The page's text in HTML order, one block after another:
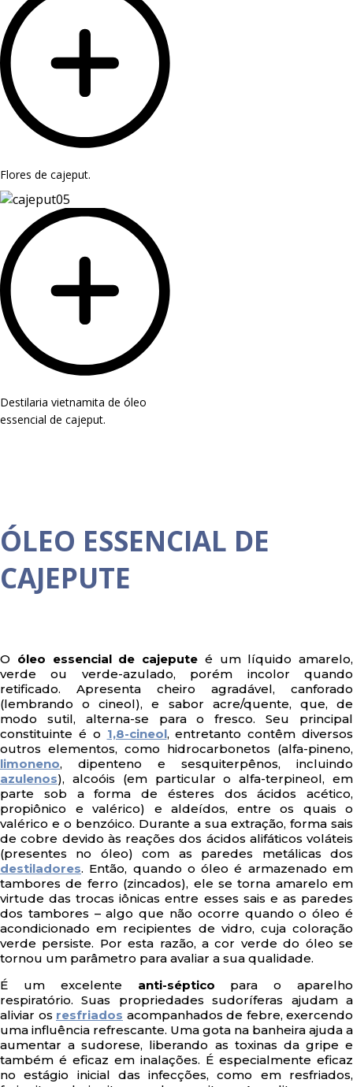
Flores de cajeput.
Destilaria vietnamita de óleo
essencial de cajeput.
ÓLEO ESSENCIAL DE
CAJEPUTE
O óleo essencial de cajepute é um líquido amarelo,
verde ou verde-azulado, porém incolor quando
retificado. Apresenta cheiro agradável, canforado
(lembrando o cineol), e sabor acre/quente, que, de
modo sutil, alterna-se para o fresco. Seu principal
constituinte é o 1,8-cineol, entretanto contêm diversos
outros elementos, como hidrocarbonetos (alfa-pineno,
limoneno, dipenteno e sesquiterpênos, incluindo
azulenos), alcoóis (em particular o alfa-terpineol, em
parte sob a forma de ésteres dos ácidos acético,
propiônico e valérico) e aldeídos, entre os quais o
valérico e o benzóico. Durante a sua extração, forma sais
de cobre devido às reações dos ácidos alifáticos voláteis
(presentes no óleo) com as paredes metálicas dos
destiladores. Então, quando o óleo é armazenado em
tambores de ferro (zincados), ele se torna amarelo em
virtude das trocas iônicas entre esses sais e as paredes
dos tambores – algo que não ocorre quando o óleo é
acondicionado em recipientes de vidro, cuja coloração
verde persiste. Por esta razão, a cor verde do óleo se
tornou um parâmetro para avaliar a sua qualidade.
É um excelente anti-séptico para o aparelho
respiratório. Suas propriedades sudoríferas ajudam a
aliviar os resfriados acompanhados de febre, exercendo
uma influência refrescante. Uma gota na banheira ajuda a
aumentar a sudorese, liberando as toxinas da gripe e
também é eficaz em inalações. É especialmente eficaz
no estágio inicial das infecções, como em resfriados,